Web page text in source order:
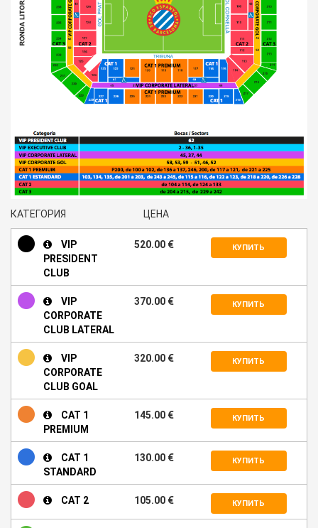
КАТЕГОРИЯ ЦЕНА
VIP
PRESIDENT
CLUB
520.00 € КУПИТЬ
VIP
CORPORATE
CLUB LATERAL
370.00 € КУПИТЬ
VIP
CORPORATE
CLUB GOAL
320.00 € КУПИТЬ
CAT 1
PREMIUM
145.00 € КУПИТЬ
CAT 1
STANDARD
130.00 € КУПИТЬ
CAT 2 105.00 € КУПИТЬ